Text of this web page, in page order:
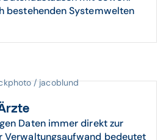
bestehenden Systemwelten
/ jacoblund
Daten immer direkt zur
Verwaltungsaufwand bedeutet